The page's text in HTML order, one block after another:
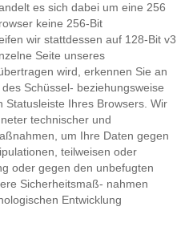
es sich dabei um eine 256
keine 256-Bit
wir stattdessen auf 128-Bit v3
Seite unseres
wird, erkennen Sie an
Schüssel- beziehungsweise
Statusleiste Ihres Browsers. Wir
technischer und
um Ihre Daten gegen
teilweisen oder
oder gegen den unbefugten
Sicherheitsmaß- nahmen
Entwicklung